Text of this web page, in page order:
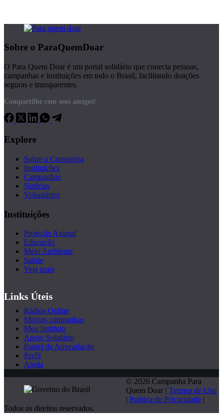
Sobre o ParaQuemDoar
O Para Quem Doar é um portal solidário que conecta pessoas,
campanhas e instituições em todo o Brasil, facilitando doações
seguras e transparentes.
Compartilhe com seus amigos!
Explore
Sobre a Campanha
Instituições
Campanhas
Notícias
Voluntários
Instituições
Proteção Animal
Educação
Meio Ambiente
Saúde
Veja mais
Links Úteis
Rádios Online
Minhas campanhas
Meu Instituto
Apoio Solidário
Painel de Arrecadação
Perfil
Ajuda
© 2026 Campanha Para
Quem Doar | Termos de Uso
| Política de Privacidade |
Todos os direitos reservados.